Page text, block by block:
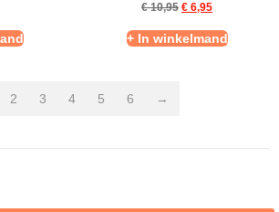
€10,95 € 6,95
+ In winkelmand
2 3 4 5 6 →